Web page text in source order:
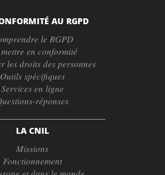
AU RGPD
le RGPD
en conformité
les droits des personnes
Outils spécifiques
Services en ligne
réponses
LA CNIL
Missions
Fonctionnement